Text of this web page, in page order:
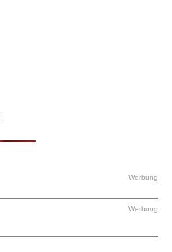
Werbung
Werbung